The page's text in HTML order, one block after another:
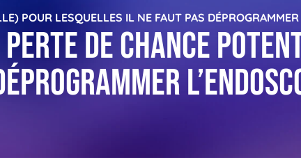
POUR LESQUELLES IL NE FAUT PAS DÉPROGRAMMER
de chance